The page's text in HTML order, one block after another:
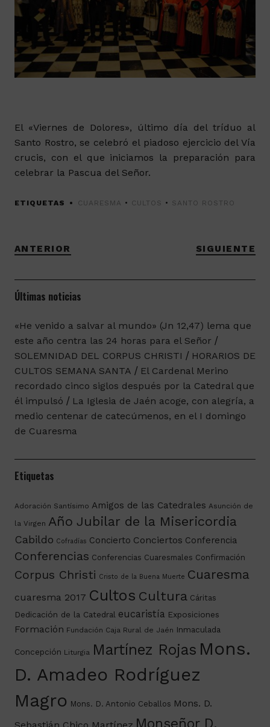
El «Viernes de Dolores», último día del tríduo al
Santo Rostro, se celebró el piadoso ejercicio del Vía
crucis, con el que iniciamos la preparación para
celebrar la Pascua del Señor.
ETIQUETAS CUARESMA • CULTOS • SANTO ROSTRO
ANTERIOR SIGUIENTE
Últimas noticias
«He venido a salvar al mundo» (Jn 12,47) lema que
este año centra las 24 horas para el Señor
SOLEMNIDAD DEL CORPUS CHRISTI
HORARIOS DE
CULTOS SEMANA SANTA
El Cardenal Merino
recordado cinco siglos después por la Catedral que
él impulsó
La Iglesia de Jaén acoge, con alegría, a
medio centenar de catecúmenos, en el I domingo
de Cuaresma
Etiquetas
Adoración Santísimo Amigos de las Catedrales Asunción de
la Virgen Año Jubilar de la Misericordia
Cabildo Cofradías Concierto Conciertos Conferencia
Conferencias Conferencias Cuaresmales Confirmación
Corpus Christi Cristo de la Buena Muerte Cuaresma
cuaresma 2017 Cultos Cultura Cáritas
Dedicación de la Catedral eucaristía Exposiciones
Formación Fundación Caja Rural de Jaén Inmaculada
Concepción Liturgia Martínez Rojas Mons.
D. Amadeo Rodríguez
Magro Mons. D. Antonio Ceballos Mons. D.
Monseñor D.